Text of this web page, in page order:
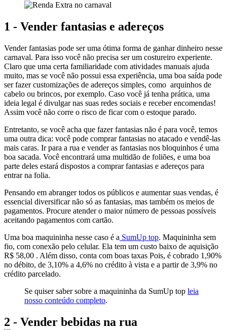
1 - Vender fantasias e adereços
Vender fantasias pode ser uma ótima forma de ganhar dinheiro nesse
carnaval. Para isso você não precisa ser um costureiro experiente.
Claro que uma certa familiaridade com atividades manuais ajuda
muito, mas se você não possui essa experiência, uma boa saída pode
ser fazer customizações de adereços simples, como arquinhos de
cabelo ou brincos, por exemplo. Caso você já tenha prática, uma
ideia legal é divulgar nas suas redes sociais e receber encomendas!
Assim você não corre o risco de ficar com o estoque parado.
Entretanto, se você acha que fazer fantasias não é para você, temos
uma outra dica: você pode comprar fantasias no atacado e vendê-las
mais caras. Ir para a rua e vender as fantasias nos bloquinhos é uma
boa sacada. Você encontrará uma multidão de foliões, e uma boa
parte deles estará dispostos a comprar fantasias e adereços para
entrar na folia.
Pensando em abranger todos os públicos e aumentar suas vendas, é
essencial diversificar não só as fantasias, mas também os meios de
pagamentos. Procure atender o maior número de pessoas possíveis
aceitando pagamentos com cartão.
Uma boa maquininha nesse caso é a SumUp top. Maquininha sem
fio, com conexão pelo celular. Ela tem um custo baixo de aquisição
R$ 58,00 . Além disso, conta com boas taxas Pois, é cobrado 1,90%
no débito, de 3,10% a 4,6% no crédito à vista e a partir de 3,9% no
crédito parcelado.
Se quiser saber sobre a maquininha da SumUp top leia
nosso conteúdo completo.
2 - Vender bebidas na rua